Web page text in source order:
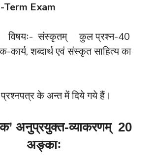
Term Exam
विषयः- संस्कृतम् कुल प्रश्न-40
कार्य, शब्दार्थ एवं संस्कृत साहित्य का
प्रश्नपत्र के अन्त में दिये गये हैं।
अनुप्रयुक्त-व्याकरणम् 20
अङ्काः